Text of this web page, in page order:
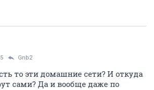
Gnb2
то эти домашние сети? И откуда
сами? Да и вообще даже по